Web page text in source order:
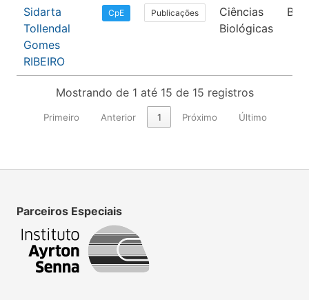
Sidarta
Tollendal
Gomes
RIBEIRO
CpE Publicações
Ciências
Biológicas
Mostrando de 1 até 15 de 15 registros
Primeiro Anterior 1 Próximo Último
Parceiros Especiais